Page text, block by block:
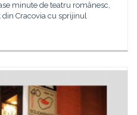
minute de teatru românesc,
Cracovia cu sprijinul